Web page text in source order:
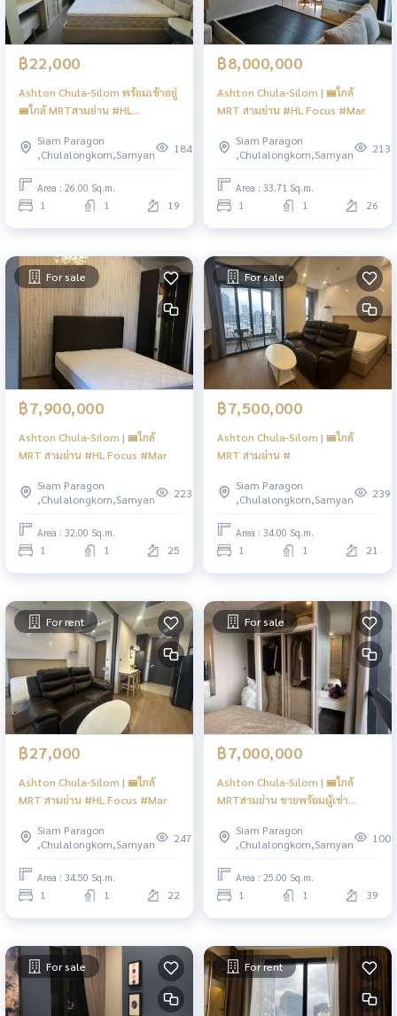
฿22,000
Ashton Chula-Silom พร้อมเข้าอยู่
🚝ใกล้ MRTสามย่าน #HL
Siam Paragon
,Chulalongkorn,Samyan
184
Area : 26.00 Sq.m.
1 1 19
฿8,000,000
Ashton Chula-Silom | 🚝ใกล้
MRT สามย่าน #HL Focus #Mar
Siam Paragon
,Chulalongkorn,Samyan
213
Area : 33.71 Sq.m.
1 1 26
For sale
฿7,900,000
Ashton Chula-Silom | 🚝ใกล้
MRT สามย่าน #HL Focus #Mar
Siam Paragon
,Chulalongkorn,Samyan
223
Area : 32.00 Sq.m.
1 1 25
For sale
฿7,500,000
Ashton Chula-Silom | 🚝ใกล้
MRT สามย่าน #
Siam Paragon
,Chulalongkorn,Samyan
239
Area : 34.00 Sq.m.
1 1 21
For rent
฿27,000
Ashton Chula-Silom | 🚝ใกล้
MRT สามย่าน #HL Focus #Mar
Siam Paragon
,Chulalongkorn,Samyan
247
Area : 34.50 Sq.m.
1 1 22
For sale
฿7,000,000
Ashton Chula-Silom | 🚝ใกล้
MRTสามย่าน ขายพร้อมผู้เช่า
Siam Paragon
,Chulalongkorn,Samyan
100
Area : 25.00 Sq.m.
1 1 39
For sale For rent